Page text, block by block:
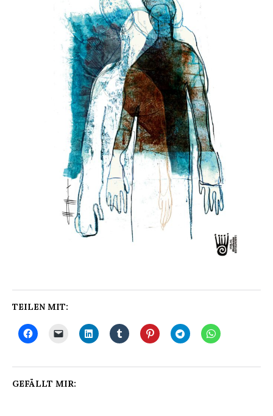
TEILEN MIT:
GEFÄLLT MIR: